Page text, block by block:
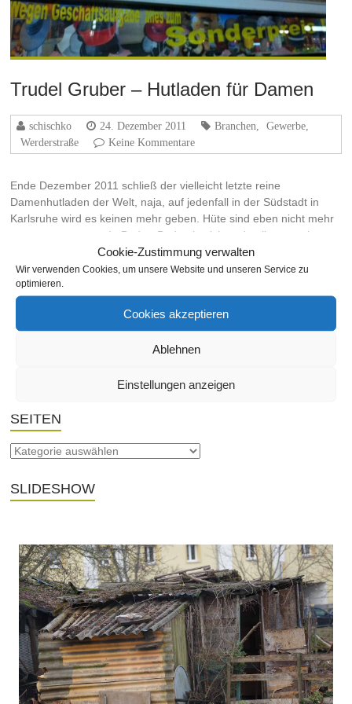
Cookie-Zustimmung verwalten
Wir verwenden Cookies, um unsere Website und unseren Service zu
optimieren.
Cookies akzeptieren
Ablehnen
Einstellungen anzeigen
Trudel Gruber – Hutladen für Damen
schischko 24. Dezember 2011 Branchen Gewerbe
Werderstraße
Keine Kommentare
Ende Dezember 2011 schließ der vielleicht letzte reine
Damenhutladen der Welt, naja, auf jedenfall in der Südstadt in
Karlsruhe wird es keinen mehr geben. Hüte sind eben nicht mehr
so gerne getragen. In Baden-Baden ja sicher, da gibt es mehr…
Weiterlesen
SEITEN
SLIDESHOW